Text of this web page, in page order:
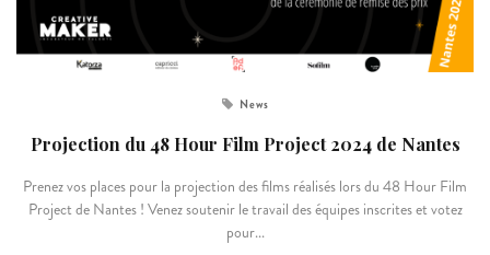
News
Projection du 48 Hour Film Project 2024 de Nantes
Prenez vos places pour la projection des films réalisés lors du 48 Hour Film
Project de Nantes ! Venez soutenir le travail des équipes inscrites et votez
pour...